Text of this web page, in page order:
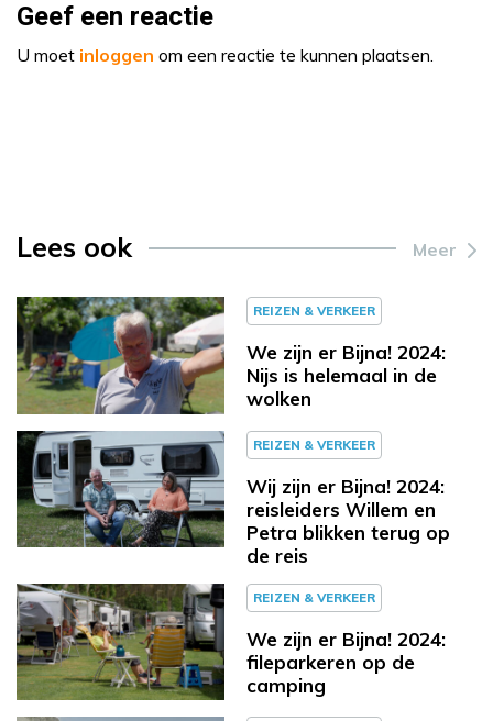
Geef een reactie
U moet inloggen om een reactie te kunnen plaatsen.
Lees ook Meer
REIZEN & VERKEER
We zijn er Bijna! 2024:
Nijs is helemaal in de
wolken
REIZEN & VERKEER
Wij zijn er Bijna! 2024:
reisleiders Willem en
Petra blikken terug op
de reis
REIZEN & VERKEER
We zijn er Bijna! 2024:
fileparkeren op de
camping